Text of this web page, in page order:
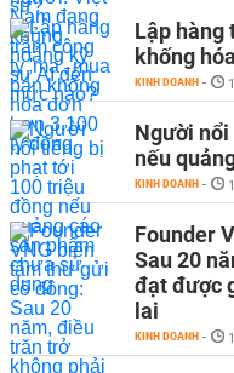
Lập hàng
khống
KINH DOANH -
Người
nếu
KINH DOANH -
Founder
Sau 20
đạt được
lai
KINH DOANH -